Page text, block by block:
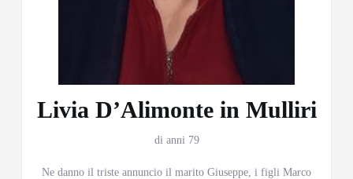
Livia D’Alimonte in Mulliri
di anni 79
Ne danno il triste annuncio il marito Giuseppe, i figli Marco